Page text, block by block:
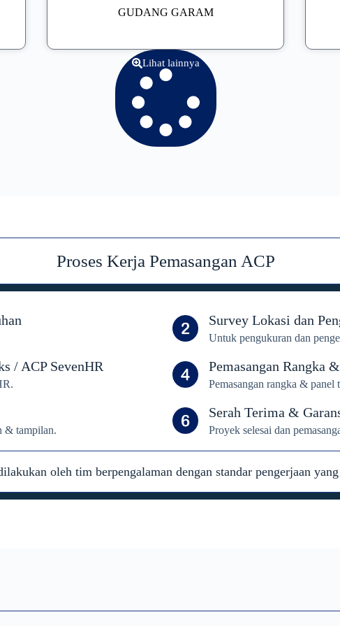
GUDANG GARAM
Lihat lainnya
Proses Kerja Pemasangan ACP
Survey Lokasi dan
Untuk pengukuran dan
/ ACP SevenHR Pemasangan Rangka
Pemasangan rangka & panel
& tampilan.
Serah Terima &
Proyek selesai dan
oleh tim berpengalaman dengan standar pengerjaan